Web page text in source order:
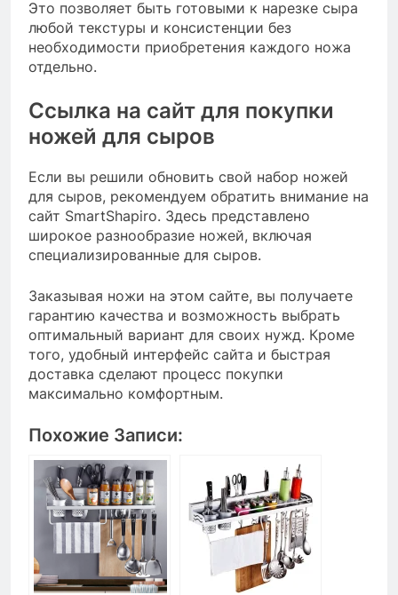
Это позволяет быть готовыми к нарезке сыра
любой текстуры и консистенции без
необходимости приобретения каждого ножа
отдельно.
Ссылка на сайт для покупки
ножей для сыров
Если вы решили обновить свой набор ножей
для сыров, рекомендуем обратить внимание на
сайт SmartShapiro. Здесь представлено
широкое разнообразие ножей, включая
специализированные для сыров.
Заказывая ножи на этом сайте, вы получаете
гарантию качества и возможность выбрать
оптимальный вариант для своих нужд. Кроме
того, удобный интерфейс сайта и быстрая
доставка сделают процесс покупки
максимально комфортным.
Похожие Записи: